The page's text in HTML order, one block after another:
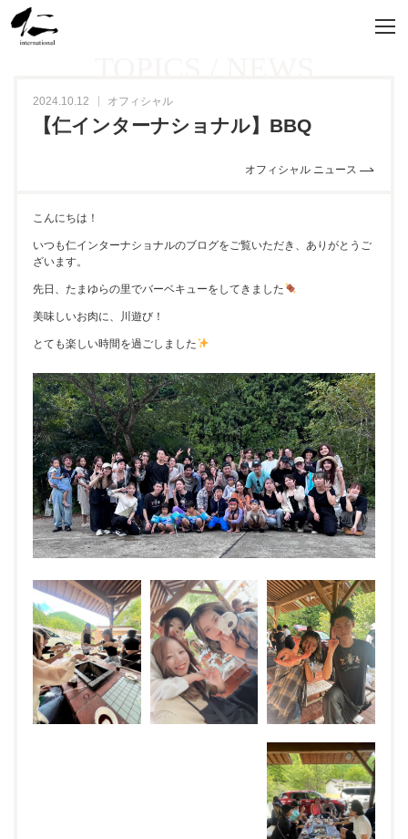
2024.10.12 オフィシャル
【仁インターナショナル】BBQ
オフィシャル ニュース
こんにちは！
いつも仁インターナショナルのブログをご覧いただき、ありがとうご
ざいます。
先日、たまゆらの里でバーベキューをしてきました
美味しいお肉に、川遊び！
とても楽しい時間を過ごしました